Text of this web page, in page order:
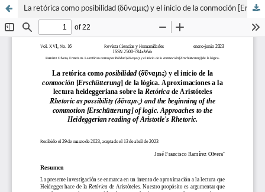
La retórica como posibilidad (δΰναμις) y el inicio de la conmoción [Erschütterung] de la lógica. Aproximaciones a la lectura heideggeriana sobre la Retórica de Aristóteles